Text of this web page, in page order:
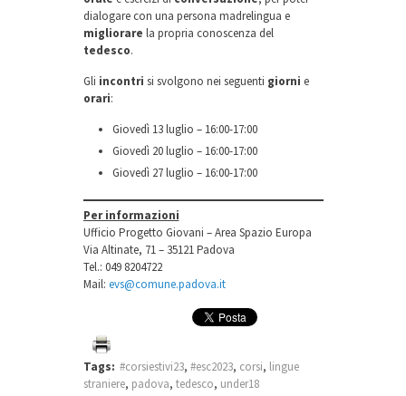
dialogare con una persona madrelingua e
migliorare la propria conoscenza del
tedesco.
Gli incontri si svolgono nei seguenti giorni e
orari:
Giovedì 13 luglio – 16:00-17:00
Giovedì 20 luglio – 16:00-17:00
Giovedì 27 luglio – 16:00-17:00
Per informazioni
Ufficio Progetto Giovani – Area Spazio Europa
Via Altinate, 71 – 35121 Padova
Tel.: 049 8204722
Mail: evs@comune.padova.it
Tags: #corsiestivi23, #esc2023, corsi, lingue
straniere, padova, tedesco, under18